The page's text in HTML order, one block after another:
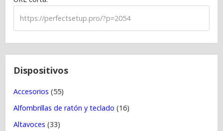
e
n
Dispositivos
Accesorios (55)
Alfombrillas de ratón y teclado (16)
Altavoces (33)